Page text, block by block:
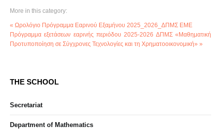
More in this category:
« Ωρολόγιο Πρόγραμμα Εαρινού Εξαμήνου 2025_2026_ΔΠΜΣ ΕΜΕ
Πρόγραμμα εξετάσεων εαρινής περιόδου 2025-2026 ΔΠΜΣ «Μαθηματική
Προτυποποίηση σε Σύγχρονες Τεχνολογίες και τη Χρηματοοικονομική» »
THE SCHOOL
Secretariat
Department of Mathematics